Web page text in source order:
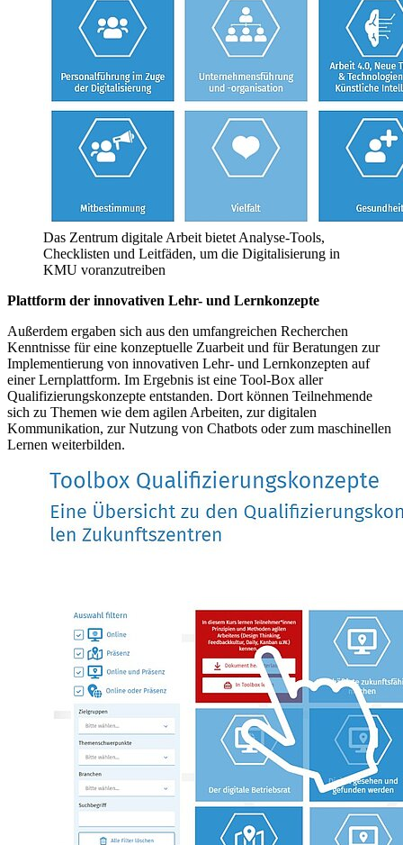
Das Zentrum digitale Arbeit bietet Analyse-Tools,
Checklisten und Leitfäden, um die Digitalisierung in
KMU voranzutreiben
Plattform der innovativen Lehr- und Lernkonzepte
Außerdem ergaben sich aus den umfangreichen Recherchen
Kenntnisse für eine konzeptuelle Zuarbeit und für Beratungen zur
Implementierung von innovativen Lehr- und Lernkonzepten auf
einer Lernplattform. Im Ergebnis ist eine Tool-Box aller
Qualifizierungskonzepte entstanden. Dort können Teilnehmende
sich zu Themen wie dem agilen Arbeiten, zur digitalen
Kommunikation, zur Nutzung von Chatbots oder zum maschinellen
Lernen weiterbilden.